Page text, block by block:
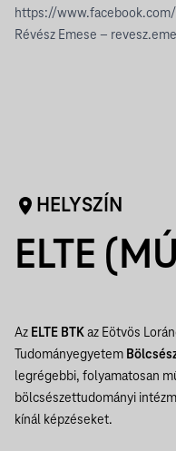
https://
Révész Emese –
HELYSZÍN
ELTE
Az ELTE BTKaz Eötvös
Tudományegyetem
legrégebbi, folyamatosan
bölcsészettudományi
kínál képzéseket.